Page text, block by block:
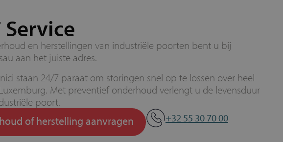
en herstellingen van industriële poorten bent u bij
aan het juiste adres.
staan 24/7 paraat om storingen snel op te lossen over heel
Met preventief onderhoud verlengt u de levensduur
poort.
of herstelling aanvragen +32 55 30 70 00